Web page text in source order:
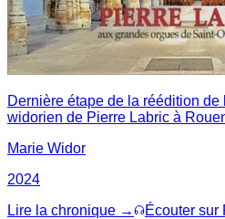
Dernière étape de la réédition de
widorien de Pierre Labric à
Marie Widor
2024
Lire la chronique →
Écouter sur